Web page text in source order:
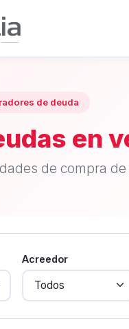
de deuda
en
de compra
Acreedor